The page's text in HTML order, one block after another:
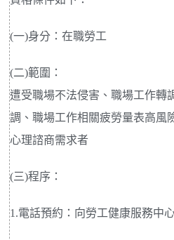
(一)身分：在職勞工
(二)範圍：
遭受職場不法侵害、職場工作轉
調、職場工作相關疲勞量表高風
心理諮商需求者
(三)程序：
1.電話預約：向勞工健康服務中